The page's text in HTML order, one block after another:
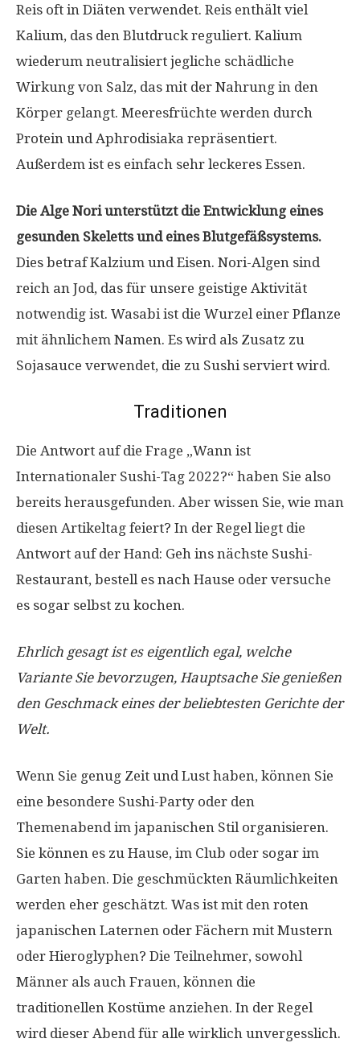
Reis oft in Diäten verwendet. Reis enthält viel
Kalium, das den Blutdruck reguliert. Kalium
wiederum neutralisiert jegliche schädliche
Wirkung von Salz, das mit der Nahrung in den
Körper gelangt. Meeresfrüchte werden durch
Protein und Aphrodisiaka repräsentiert.
Außerdem ist es einfach sehr leckeres Essen.
Die Alge Nori unterstützt die Entwicklung eines
gesunden Skeletts und eines Blutgefäßsystems.
Dies betraf Kalzium und Eisen. Nori-Algen sind
reich an Jod, das für unsere geistige Aktivität
notwendig ist. Wasabi ist die Wurzel einer Pflanze
mit ähnlichem Namen. Es wird als Zusatz zu
Sojasauce verwendet, die zu Sushi serviert wird.
Traditionen
Die Antwort auf die Frage „Wann ist
Internationaler Sushi-Tag 2022?“ haben Sie also
bereits herausgefunden. Aber wissen Sie, wie man
diesen Artikeltag feiert? In der Regel liegt die
Antwort auf der Hand: Geh ins nächste Sushi-
Restaurant, bestell es nach Hause oder versuche
es sogar selbst zu kochen.
Ehrlich gesagt ist es eigentlich egal, welche
Variante Sie bevorzugen, Hauptsache Sie genießen
den Geschmack eines der beliebtesten Gerichte der
Welt.
Wenn Sie genug Zeit und Lust haben, können Sie
eine besondere Sushi-Party oder den
Themenabend im japanischen Stil organisieren.
Sie können es zu Hause, im Club oder sogar im
Garten haben. Die geschmückten Räumlichkeiten
werden eher geschätzt. Was ist mit den roten
japanischen Laternen oder Fächern mit Mustern
oder Hieroglyphen? Die Teilnehmer, sowohl
Männer als auch Frauen, können die
traditionellen Kostüme anziehen. In der Regel
wird dieser Abend für alle wirklich unvergesslich.